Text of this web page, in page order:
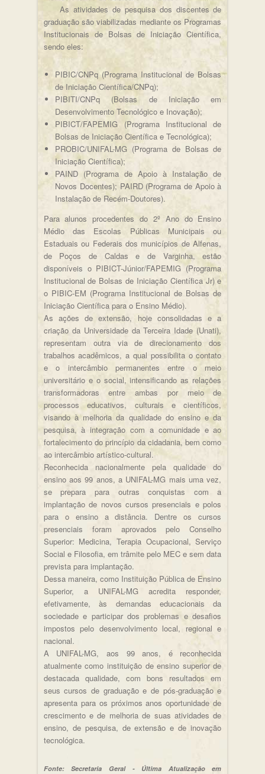
As atividades de pesquisa dos discentes de
graduação são viabilizadas mediante os Programas
Institucionais de Bolsas de Iniciação Científica,
sendo eles:
PIBIC/CNPq (Programa Institucional de Bolsas
de Iniciação Científica/CNPq);
PIBITI/CNPq (Bolsas de Iniciação em
Desenvolvimento Tecnológico e Inovação);
PIBICT/FAPEMIG (Programa Institucional de
Bolsas de Iniciação Científica e Tecnológica);
PROBIC/UNIFAL-MG (Programa de Bolsas de
Iniciação Científica);
PAIND (Programa de Apoio à Instalação de
Novos Docentes); PAIRD (Programa de Apoio à
Instalação de Recém-Doutores).
Para alunos procedentes do 2º Ano do Ensino
Médio das Escolas Públicas Municipais ou
Estaduais ou Federais dos municípios de Alfenas,
de Poços de Caldas e de Varginha, estão
disponíveis o PIBICT-Júnior/FAPEMIG (Programa
Institucional de Bolsas de Iniciação Científica Jr) e
o PIBIC-EM (Programa Institucional de Bolsas de
Iniciação Científica para o Ensino Médio).
As ações de extensão, hoje consolidadas e a
criação da Universidade da Terceira Idade (Unati),
representam outra via de direcionamento dos
trabalhos acadêmicos, a qual possibilita o contato
e o intercâmbio permanentes entre o meio
universitário e o social, intensificando as relações
transformadoras entre ambas por meio de
processos educativos, culturais e científicos,
visando à melhoria da qualidade do ensino e da
pesquisa, à integração com a comunidade e ao
fortalecimento do princípio da cidadania, bem como
ao intercâmbio artístico-cultural.
Reconhecida nacionalmente pela qualidade do
ensino aos 99 anos, a UNIFAL-MG mais uma vez,
se prepara para outras conquistas com a
implantação de novos cursos presenciais e polos
para o ensino a distância. Dentre os cursos
presenciais foram aprovados pelo Conselho
Superior: Medicina, Terapia Ocupacional, Serviço
Social e Filosofia, em trâmite pelo MEC e sem data
prevista para implantação.
Dessa maneira, como Instituição Pública de Ensino
Superior, a UNIFAL-MG acredita responder,
efetivamente, às demandas educacionais da
sociedade e participar dos problemas e desafios
impostos pelo desenvolvimento local, regional e
nacional.
A UNIFAL-MG, aos 99 anos, é reconhecida
atualmente como instituição de ensino superior de
destacada qualidade, com bons resultados em
seus cursos de graduação e de pós-graduação e
apresenta para os próximos anos oportunidade de
crescimento e de melhoria de suas atividades de
ensino, de pesquisa, de extensão e de inovação
tecnológica.
Fonte: Secretaria Geral - Última Atualização em